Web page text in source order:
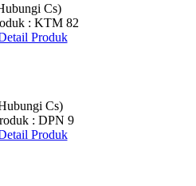
Cs)
: KTM 82
Produk
Cs)
: DPN 9
Produk